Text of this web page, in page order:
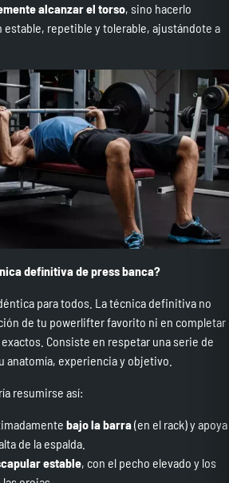
alcanzar el torso, sino hacerlo
estable, repetible y tolerable, ajustándote a
definitiva de press banca?
para todos. La técnica definitiva no
de tu powerlifter favorito ni en completar
Consiste en respetar una serie de
anatomía, experiencia y objetivo.
resumirse así:
bajo la barra(en el rack) y apoya
de la espalda.
estable, con el pecho elevado y los